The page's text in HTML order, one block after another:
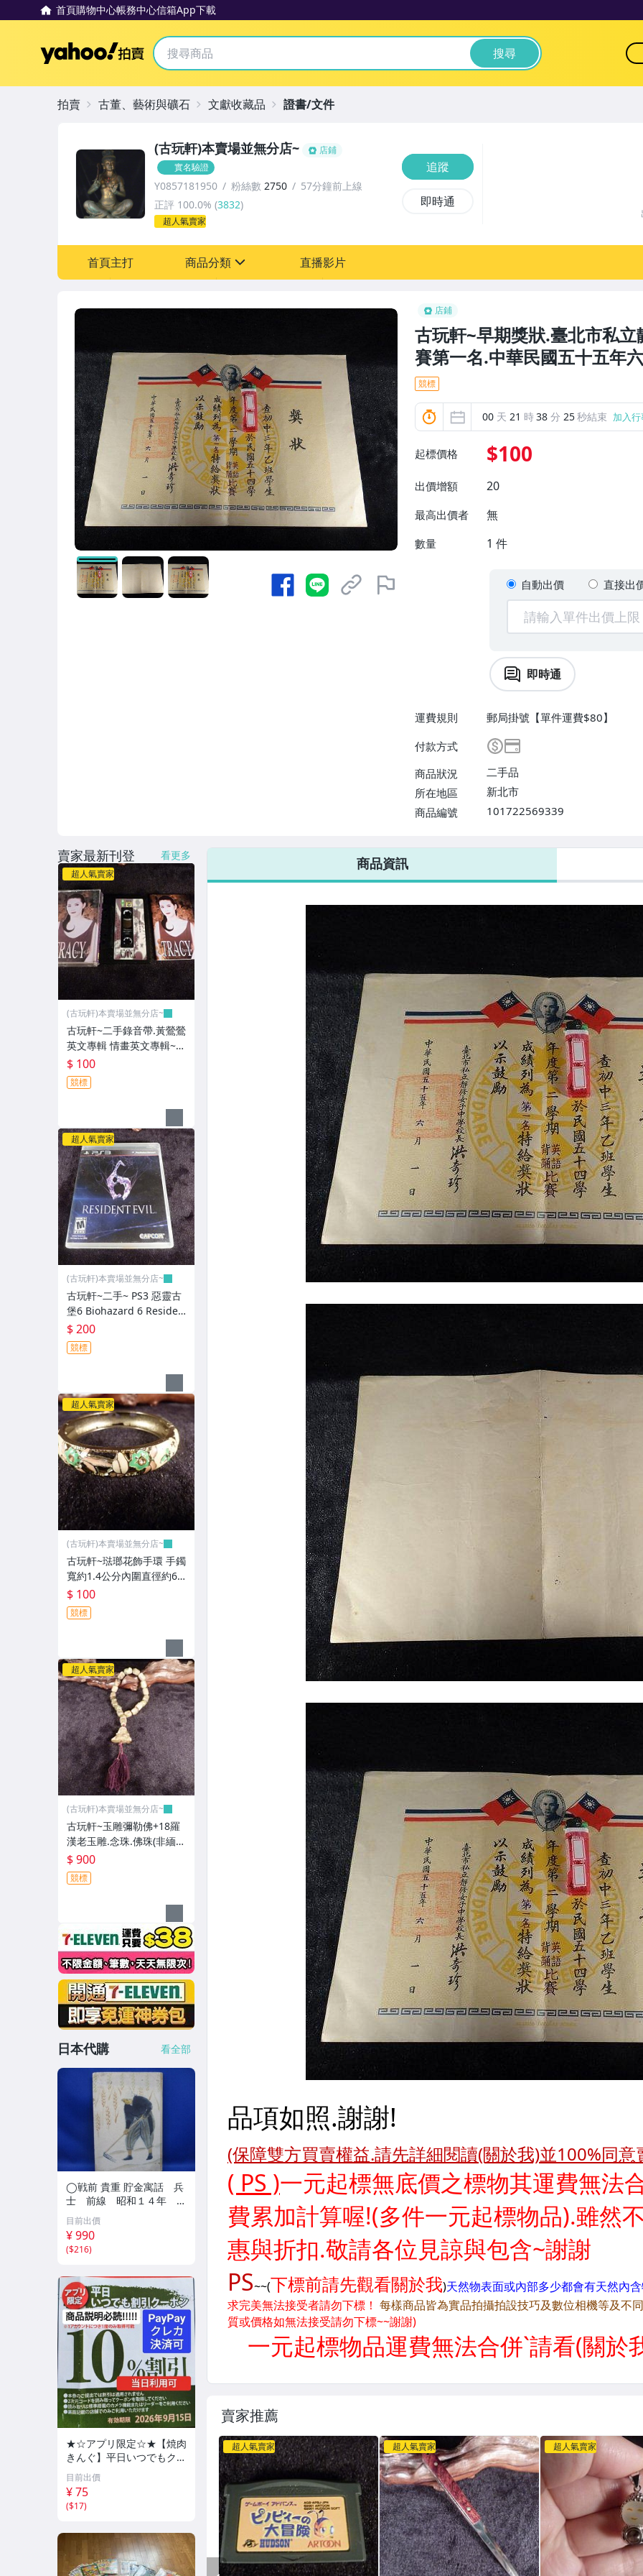
首頁購物中心帳務中心信箱App下載
Yahoo拍賣 搜尋
店鋪
古玩軒~早期獎狀.臺北市私
賽第一名.中華民國五十五年
競標
00 天 21 時38 分 23秒結束 加入
起標價格 $100
出價增額 20
最高出價者 無
數量 1 件
自動出價 直接出
即時通
運費規則
郵局掛號【單件運費$80】
付款方式
商品狀況
二手品
所在地區
新北市
商品編號
101722569339
(古玩軒)本賣場並無分店~
店鋪
實名驗證
Y0857181950 粉絲數 2750
57分鐘前上線
正評 100.0% (3832)
超人氣賣家
追蹤
即時通
首頁主打 商品分類 直播影片
拍賣 古董、藝術與礦石 文獻收藏品 證書/文件
商品資訊
賣家推薦
超人氣賣家 超人氣賣家 超人氣賣家
賣家最新刊登 看更多
超人氣賣家
(古玩軒)本賣場並無分店~
古玩軒~二手錄音帶.黃鶯鶯
英文專輯 情畫英文專輯~G
GG101
$ 100
競標
超人氣賣家
(古玩軒)本賣場並無分店~
古玩軒~二手~ PS3 惡靈古
堡6 Biohazard 6 Residen
t Evil 6 -英文~GGG100
$ 200
競標
超人氣賣家
(古玩軒)本賣場並無分店~
古玩軒~琺瑯花飾手環 手鐲
寬約1.4公分內圍直徑約6.1
公分(非緬甸玉.翡翠.藍寶)G
GG99
$ 100
競標
超人氣賣家
(古玩軒)本賣場並無分店~
古玩軒~玉雕彌勒佛+18羅
漢老玉雕.念珠.佛珠(非緬甸
玉.漢白玉.雞血石.紫羅藍.
舒俱萊.綠松石.澎湖文石)G
GG98
$ 900
競標
日本代購 看全部
◯戦前 貴重 貯金寓話 兵
士 前線 昭和１４年 非
売品 貯金局 古い 昭和 レ
トロ アンティーク ヴィン
テージ ディスプレイ /426
14
目前出價
¥ 990
($216)
★☆アプリ限定☆★【焼肉
きんぐ】平日いつでもクー
ポン 10%割引券 9月15日
まで PayPay・クレカ決済
可 当日利用可能
目前出價
¥ 75
($17)